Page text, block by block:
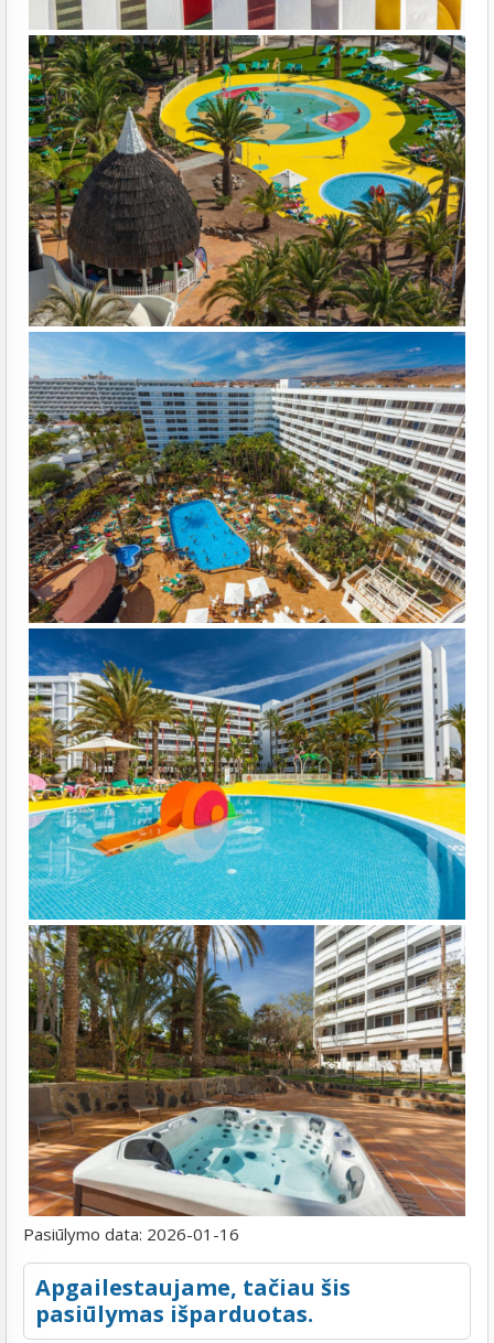
Pasiūlymo data: 2026-01-16
Apgailestaujame, tačiau šis
pasiūlymas išparduotas.